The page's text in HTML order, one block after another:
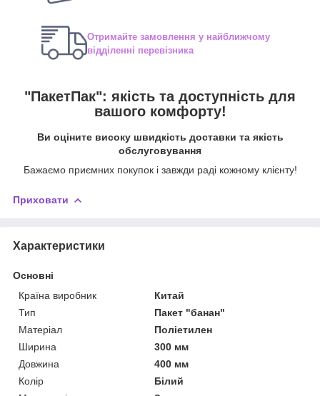
Отримайте замовлення у найближчому
відділенні перевізника
"ПакетПак": якість та доступність для
вашого комфорту!
Ви оціните високу швидкість доставки та якість
обслуговування
Бажаємо приємних покупок і завжди раді кожному клієнту!
Приховати
Характеристики
Основні
Країна виробник
Китай
Тип
Пакет "банан"
Матеріал
Поліетилен
Ширина
300 мм
Довжина
400 мм
Колір
Білий